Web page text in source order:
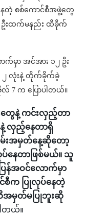
တဲ့ စစ်ကောင်စီအဖွဲ့တွေ
ဦးထက်မနည်း ထိခိုက်
မှာ အင်အား ၁၂ ဦး
၂ လုံးနဲ့ တိုက်ခိုက်ခဲ့
ဗိုလ် 7 က ပြောပါတယ်။
တွေနဲ့ ကင်းလှည့်တာ
နဲ့ လှည့်နေတာရှိ
အမှတ်နေ့ဆိုတော့
နေတာဖြစ်မယ်။ သူ
န်အဝင်လောက်မှာ
စီက ပြုလုပ်နေတဲ့
မှတ်မပြုဘူးဆို
တယ်။